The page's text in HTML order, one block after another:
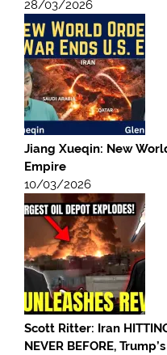
28/03/2026
Jiang Xueqin: New
Empire
10/03/2026
Scott Ritter: Iran
NEVER BEFORE,